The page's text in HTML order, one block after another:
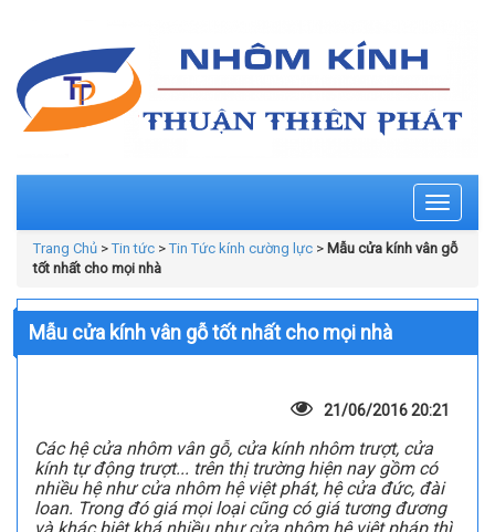
Toggle
Trang Chủ > Tin tức > Tin Tức kính cường lực > Mẫu cửa kính vân gỗ
tốt nhất cho mọi nhà
Mẫu cửa kính vân gỗ tốt nhất cho mọi nhà
21/06/2016 20:21
Các hệ cửa nhôm vân gỗ, cửa kính nhôm trượt, cửa
kính tự động trượt... trên thị trường hiện nay gồm có
nhiều hệ như cửa nhôm hệ việt phát, hệ cửa đức, đài
loan. Trong đó giá mọi loại cũng có giá tương đương